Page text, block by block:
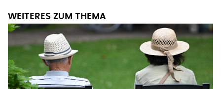
WEITERES ZUM THEMA